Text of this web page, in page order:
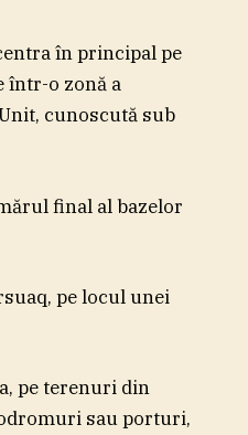
în principal pe
într-o zonă a
cunoscută sub
final al bazelor
pe locul unei
pe terenuri din
sau porturi,